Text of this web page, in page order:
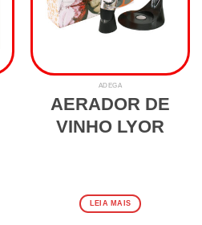
ADEGA
AERADOR DE
VINHO LYOR
LEIA MAIS